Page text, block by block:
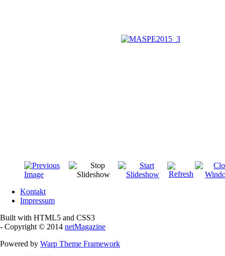
Kontakt
Impressum
Built with HTML5 and CSS3
- Copyright © 2014 netMagazine
Powered by Warp Theme Framework